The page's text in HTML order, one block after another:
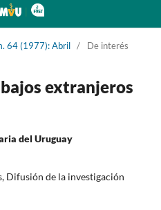
64 (1977): Abril / De interés
extranjeros
del Uruguay
Difusión de la investigación